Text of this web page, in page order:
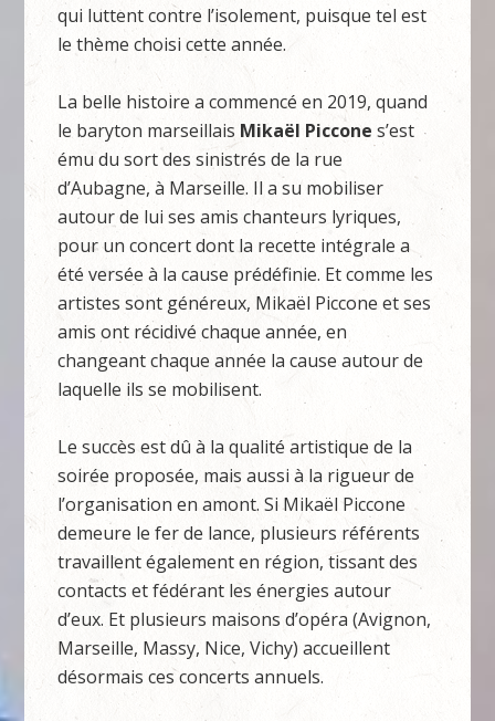
qui luttent contre l’isolement, puisque tel est
le thème choisi cette année.
La belle histoire a commencé en 2019, quand
le baryton marseillais Mikaël Piccone s’est
ému du sort des sinistrés de la rue
d’Aubagne, à Marseille. Il a su mobiliser
autour de lui ses amis chanteurs lyriques,
pour un concert dont la recette intégrale a
été versée à la cause prédéfinie. Et comme les
artistes sont généreux, Mikaël Piccone et ses
amis ont récidivé chaque année, en
changeant chaque année la cause autour de
laquelle ils se mobilisent.
Le succès est dû à la qualité artistique de la
soirée proposée, mais aussi à la rigueur de
l’organisation en amont. Si Mikaël Piccone
demeure le fer de lance, plusieurs référents
travaillent également en région, tissant des
contacts et fédérant les énergies autour
d’eux. Et plusieurs maisons d’opéra (Avignon,
Marseille, Massy, Nice, Vichy) accueillent
désormais ces concerts annuels.